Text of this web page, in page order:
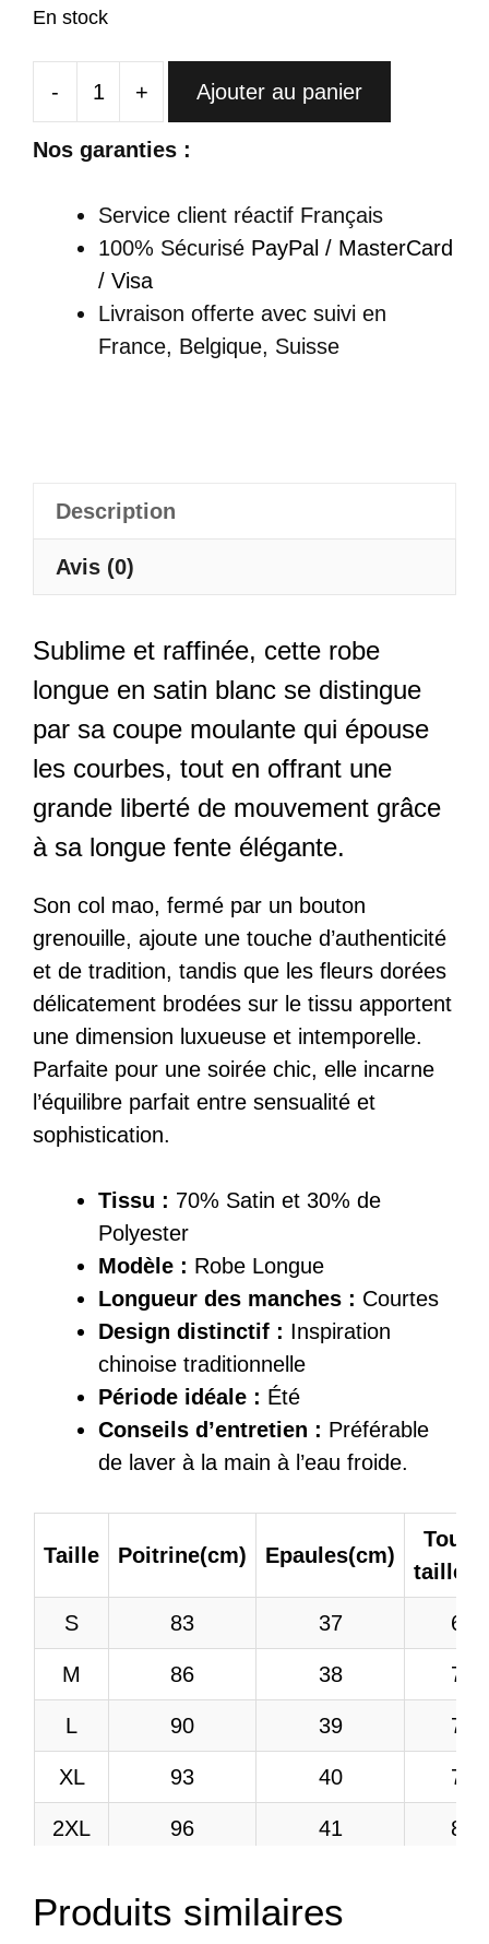
En stock
-
quantité
de
Longue
Blanche
Or
Fendue
+ Ajouter au panier
Nos garanties :
Service client réactif Français
100% Sécurisé PayPal / MasterCard
/ Visa
Livraison offerte avec suivi en
France, Belgique, Suisse
Description
Avis (0)
Sublime et raffinée, cette robe
longue en satin blanc se distingue
par sa coupe moulante qui épouse
les courbes, tout en offrant une
grande liberté de mouvement grâce
à sa longue fente élégante.
Son col mao, fermé par un bouton
grenouille, ajoute une touche d’authenticité
et de tradition, tandis que les fleurs dorées
délicatement brodées sur le tissu apportent
une dimension luxueuse et intemporelle.
Parfaite pour une soirée chic, elle incarne
l’équilibre parfait entre sensualité et
sophistication.
Tissu : 70% Satin et 30% de
Polyester
Modèle : Robe Longue
Longueur des manches : Courtes
Design distinctif : Inspiration
chinoise traditionnelle
Période idéale : Été
Conseils d’entretien : Préférable
de laver à la main à l’eau froide.
Taille Poitrine(cm) Epaules(cm)
Tour
S 83 37 66
M 86 38 70
L 90 39 73
XL 93 40 76
2XL 96 41 80
4XL 103 43
Produits similaires